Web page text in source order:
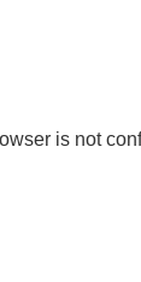
is not